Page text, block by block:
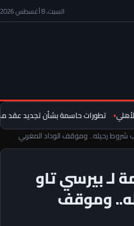
السبت، 8 أغسطس 2026
تطورات حاسمة بشأن تجديد عقد
شروط رحيله.. وموقف الوداد المغربي
لـ بيرسي تاو
وموقف